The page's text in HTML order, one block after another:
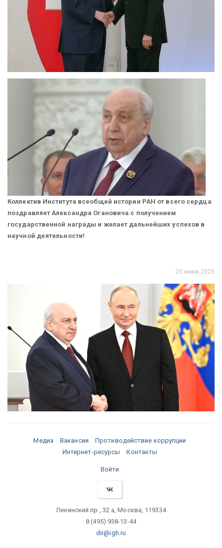
Коллектив Института всеобщей истории РАН от всего сердца
поздравляет Александра Огановича с получением
государственной награды и желает дальнейших успехов в
научной деятельности!
20 июня 2025
Медиа Вакансии
Противодействие коррупции
Интернет-ресурсы
Контакты
Войти
Ленинский пр., 32 а, Москва, 119334
8 (495) 938-13-44
dir@igh.ru